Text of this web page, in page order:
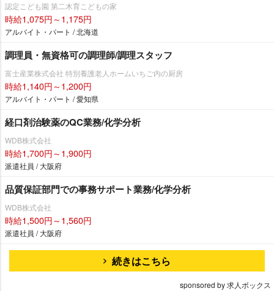
認定こども園 第二木育こどもの家
時給1,075円～1,175円
アルバイト・パート / 北海道
調理員・無資格可の調理師/調理スタッフ
富士産業株式会社 特別養護老人ホームいちご内の厨房
時給1,140円～1,200円
アルバイト・パート / 愛知県
経口剤治験薬のQC業務/化学分析
WDB株式会社
時給1,700円～1,900円
派遣社員 / 大阪府
品質保証部門での事務サポート業務/化学分析
WDB株式会社
時給1,500円～1,560円
派遣社員 / 大阪府
続きはこちら
sponsored by 求人ボックス